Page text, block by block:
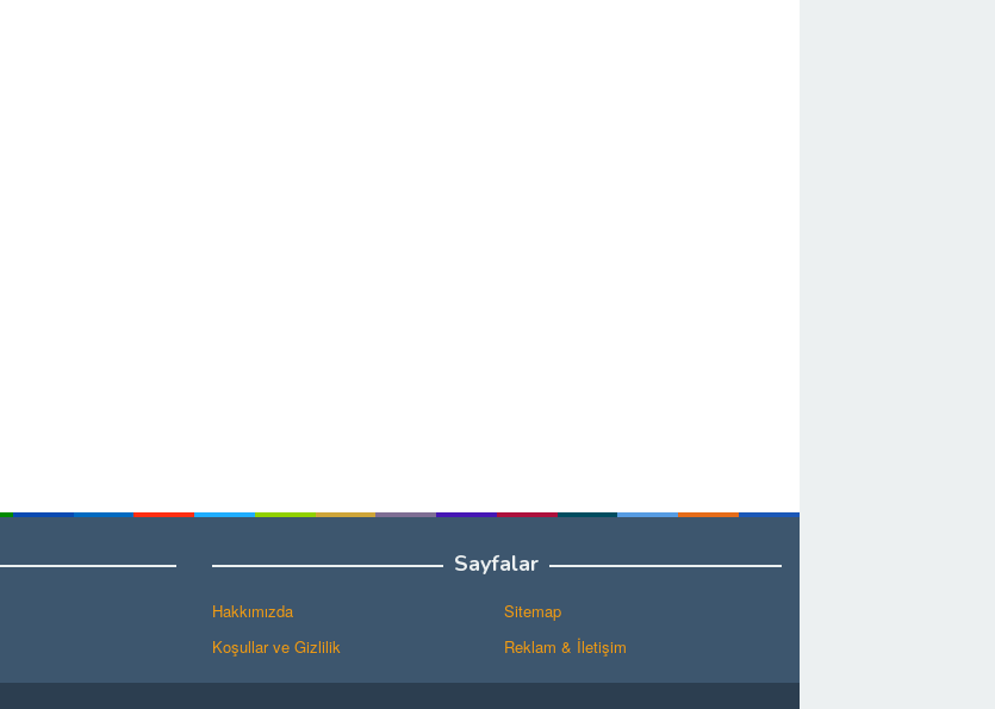
Sayfalar
Hakkımızda
Koşullar ve Gizlilik
Sitemap
Reklam & İletişim